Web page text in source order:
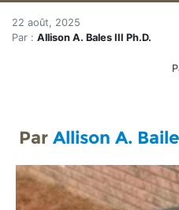
Accueil
Articles
Un climatiseur
Un
22 août, 2025
Par : Allison A. Bales III Ph.D.
Par Allison A.